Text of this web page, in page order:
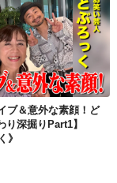
8月3日【爆笑ライブ＆意外な素顔！どぶろっくのこだわり深掘りPart1】#353《どぶろっく》
ブ＆意外な素顔！ど
り深掘りPart1】
》